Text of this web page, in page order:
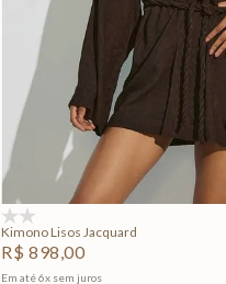
P M
Adicionar na sacola
Kimono Lisos Jacquard
R$ 898,00
Em até6x sem juros